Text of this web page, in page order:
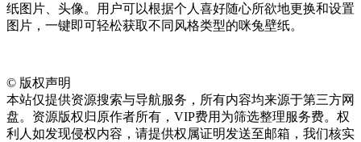
纸图片、头像。用户可以根据个人喜好随心所欲地更换和设置
图片，一键即可轻松获取不同风格类型的咪兔壁纸。
© 版权声明
本站仅提供资源搜索与导航服务，所有内容均来源于第三方网
盘。资源版权归原作者所有，VIP费用为筛选整理服务费。权
利人如发现侵权内容，请提供权属证明发送至邮箱，我们核实